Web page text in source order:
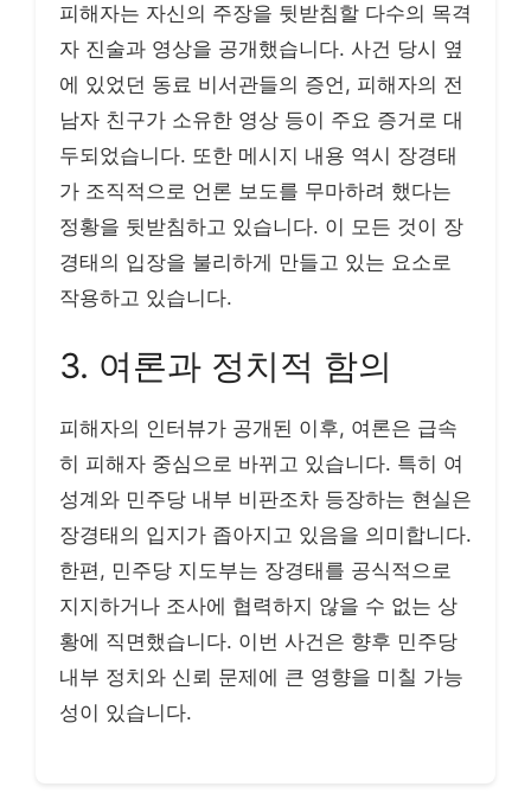
피해자는 자신의 주장을 뒷받침할 다수의 목격
자 진술과 영상을 공개했습니다. 사건 당시 옆
에 있었던 동료 비서관들의 증언, 피해자의 전
남자 친구가 소유한 영상 등이 주요 증거로 대
두되었습니다. 또한 메시지 내용 역시 장경태
가 조직적으로 언론 보도를 무마하려 했다는
정황을 뒷받침하고 있습니다. 이 모든 것이 장
경태의 입장을 불리하게 만들고 있는 요소로
작용하고 있습니다.
3. 여론과 정치적 함의
피해자의 인터뷰가 공개된 이후, 여론은 급속
히 피해자 중심으로 바뀌고 있습니다. 특히 여
성계와 민주당 내부 비판조차 등장하는 현실은
장경태의 입지가 좁아지고 있음을 의미합니다.
한편, 민주당 지도부는 장경태를 공식적으로
지지하거나 조사에 협력하지 않을 수 없는 상
황에 직면했습니다. 이번 사건은 향후 민주당
내부 정치와 신뢰 문제에 큰 영향을 미칠 가능
성이 있습니다.